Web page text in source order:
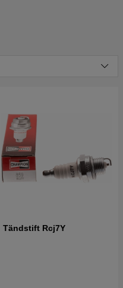
reservdelslista till
reservdelslista till
1986-10
reservdelslista till
1987-04
Tändstift Rcj7Y